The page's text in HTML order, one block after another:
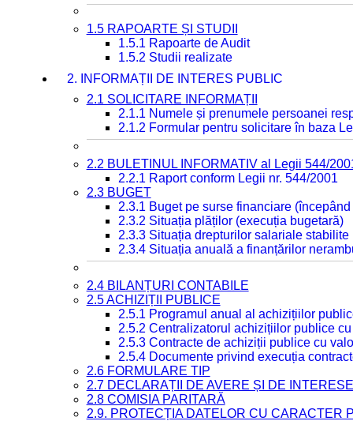
1.5 RAPOARTE ȘI STUDII
1.5.1 Rapoarte de Audit
1.5.2 Studii realizate
2. INFORMAȚII DE INTERES PUBLIC
2.1 SOLICITARE INFORMAȚII
2.1.1 Numele și prenumele persoanei
2.1.2 Formular pentru solicitare în baza
2.2 BULETINUL INFORMATIV al Legii 544/
2.2.1 Raport conform Legii nr. 544/2001
2.3 BUGET
2.3.1 Buget pe surse financiare
2.3.2 Situația plăților (execuția bugetară)
2.3.3 Situația drepturilor salariale
2.3.4 Situația anuală a finanțărilor
2.4 BILANȚURI CONTABILE
2.5 ACHIZIȚII PUBLICE
2.5.1 Programul anual al achizițiilor
2.5.2 Centralizatorul achizițiilor publice
2.5.3 Contracte de achiziții publice cu
2.5.4 Documente privind execuția
2.6 FORMULARE TIP
2.7 DECLARAȚII DE AVERE ȘI DE INTERESE
2.8 COMISIA PARITARĂ
2.9. PROTECȚIA DATELOR CU CARACTER